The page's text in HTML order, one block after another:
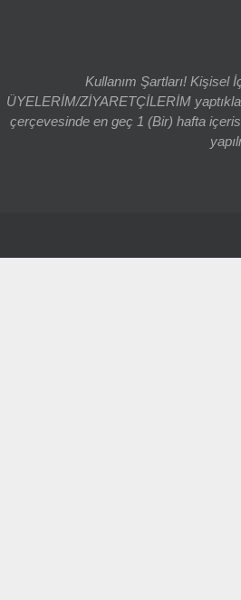
Kullanım Şartları! Kişisel
ÜYELERİM/ZİYARETÇİLERİM
çerçevesinde en geç 1 (Bir) hafta